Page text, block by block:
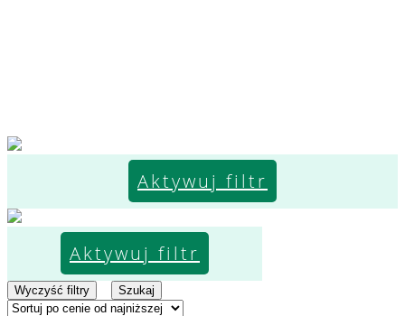
Aktywuj filtr
Aktywuj filtr
Wyczyść filtry Szukaj